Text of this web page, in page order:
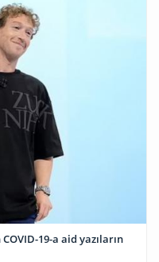
19-a aid yazıların